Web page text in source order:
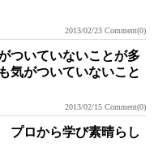
2013/02/23 Comment(0)
ついていないことが多
気がついていないこと
2013/02/15 Comment(0)
プロから学び素晴らし